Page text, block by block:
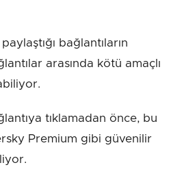
bağlantıların
arasında kötü amaçlı
tıklamadan önce, bu
Premium gibi güvenilir